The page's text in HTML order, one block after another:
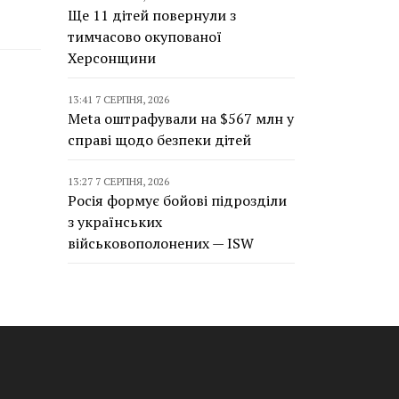
Ще 11 дітей повернули з
тимчасово окупованої
Херсонщини
13:41 7 СЕРПНЯ, 2026
Meta оштрафували на $567 млн у
справі щодо безпеки дітей
13:27 7 СЕРПНЯ, 2026
Росія формує бойові підрозділи
з українських
військовополонених — ISW